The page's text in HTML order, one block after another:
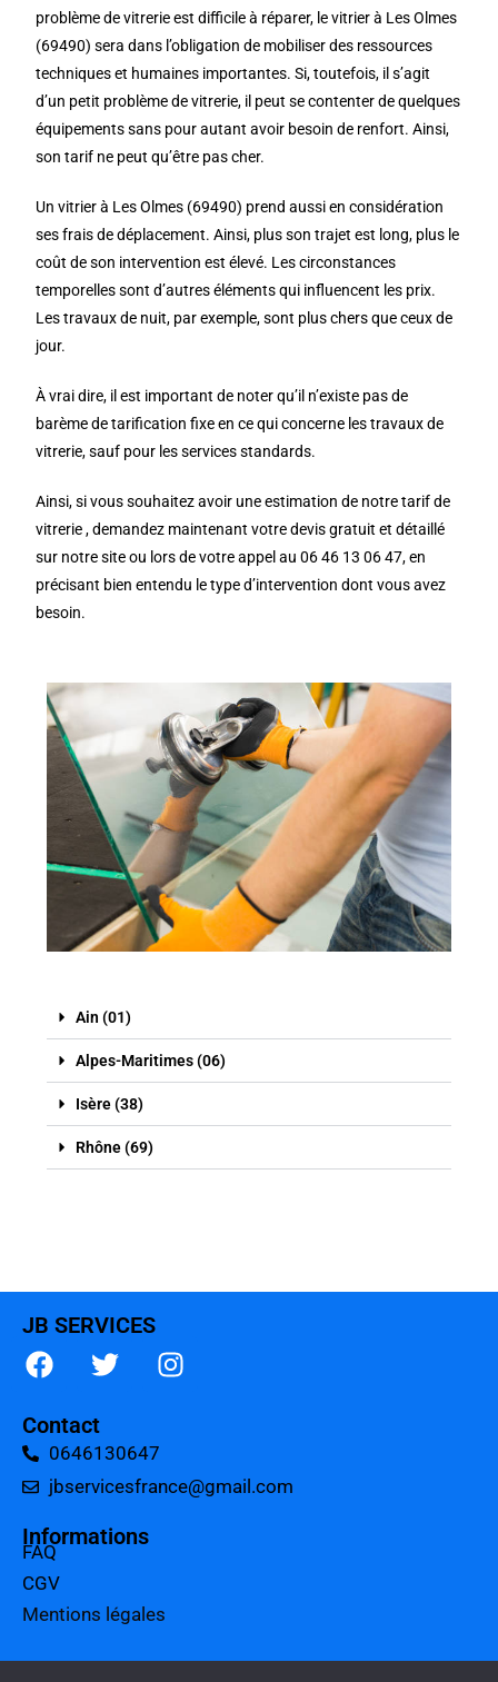
problème de vitrerie est difficile à réparer, le vitrier à Les Olmes
(69490) sera dans l’obligation de mobiliser des ressources
techniques et humaines importantes. Si, toutefois, il s’agit
d’un petit problème de vitrerie, il peut se contenter de quelques
équipements sans pour autant avoir besoin de renfort. Ainsi,
son tarif ne peut qu’être pas cher.
Un vitrier à Les Olmes (69490) prend aussi en considération
ses frais de déplacement. Ainsi, plus son trajet est long, plus le
coût de son intervention est élevé. Les circonstances
temporelles sont d’autres éléments qui influencent les prix.
Les travaux de nuit, par exemple, sont plus chers que ceux de
jour.
À vrai dire, il est important de noter qu’il n’existe pas de
barème de tarification fixe en ce qui concerne les travaux de
vitrerie, sauf pour les services standards.
Ainsi, si vous souhaitez avoir une estimation de notre tarif de
vitrerie , demandez maintenant votre devis gratuit et détaillé
sur notre site ou lors de votre appel au 06 46 13 06 47, en
précisant bien entendu le type d’intervention dont vous avez
besoin.
Ain (01)
Alpes-Maritimes (06)
Isère (38)
Rhône (69)
JB SERVICES
Contact
0646130647
jbservicesfrance@gmail.com
Informations
FAQ
CGV
Mentions légales